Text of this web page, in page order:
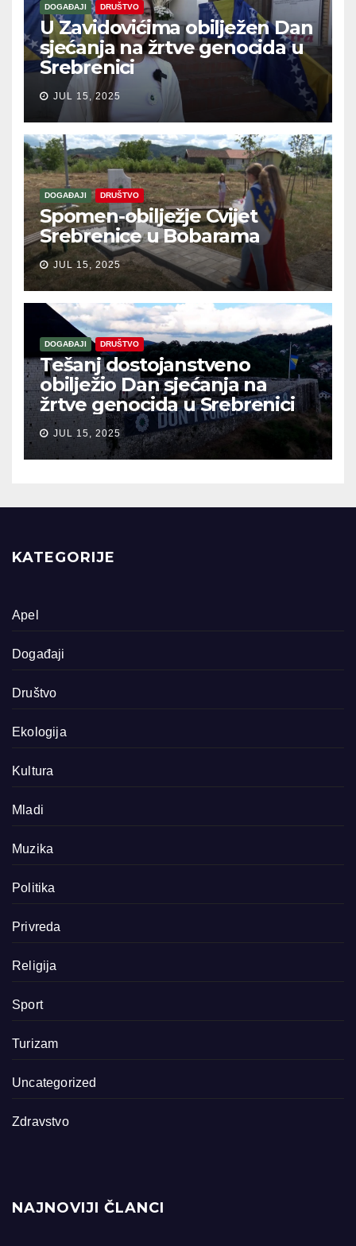
DOGAĐAJI DRUŠTVO
U Zavidovićima obilježen Dan
sjećanja na žrtve genocida u
Srebrenici
JUL 15, 2025
DOGAĐAJI DRUŠTVO
Spomen-obilježje Cvijet
Srebrenice u Bobarama
JUL 15, 2025
DOGAĐAJI DRUŠTVO
Tešanj dostojanstveno
obilježio Dan sjećanja na
žrtve genocida u Srebrenici
JUL 15, 2025
KATEGORIJE
Apel
Događaji
Društvo
Ekologija
Kultura
Mladi
Muzika
Politika
Privreda
Religija
Sport
Turizam
Uncategorized
Zdravstvo
NAJNOVIJI ČLANCI